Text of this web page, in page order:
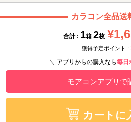
カラコン全品送
合計 : 1箱 2枚
獲得予定ポイント :
＼ アプリからの購入なら毎日
モアコンアプリで
カートに